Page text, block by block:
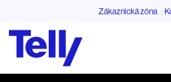
Zákaznická zóna